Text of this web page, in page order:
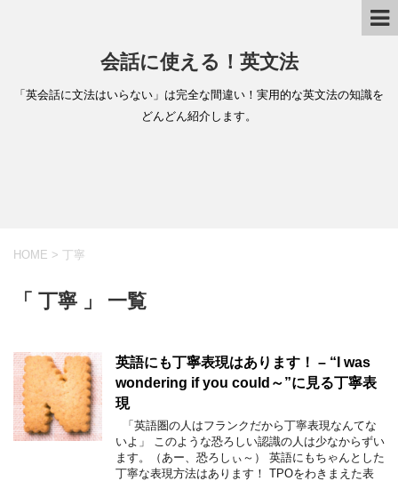
会話に使える！英文法
「英会話に文法はいらない」は完全な間違い！実用的な英文法の知識を
どんどん紹介します。
HOME > 丁寧
「 丁寧 」 一覧
英語にも丁寧表現はあります！ – “I was
wondering if you could～”に見る丁寧表
現
「英語圏の人はフランクだから丁寧表現なんてな
いよ」 このような恐ろしい認識の人は少なからずい
ます。（あー、恐ろしぃ～） 英語にもちゃんとした
丁寧な表現方法はあります！ TPOをわきまえた表